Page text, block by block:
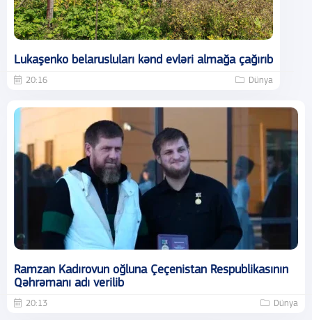
Lukaşenko belarusluları kənd evləri almağa çağırıb
20:16 Dünya
Ramzan Kadırovun oğluna Çeçenistan Respublikasının
Qəhrəmanı adı verilib
20:13 Dünya